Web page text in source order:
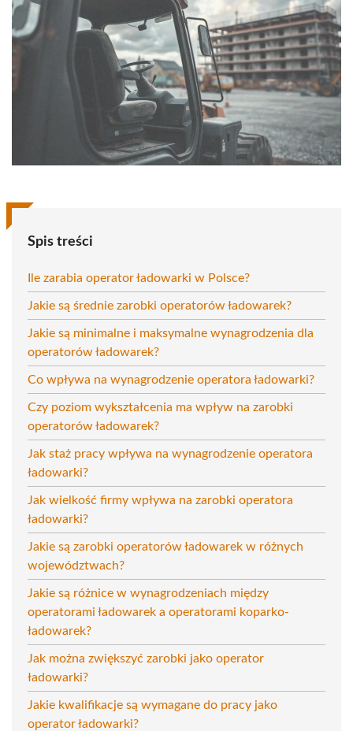
Spis treści
Ile zarabia operator ładowarki w Polsce?
Jakie są średnie zarobki operatorów ładowarek?
Jakie są minimalne i maksymalne wynagrodzenia dla
operatorów ładowarek?
Co wpływa na wynagrodzenie operatora ładowarki?
Czy poziom wykształcenia ma wpływ na zarobki
operatorów ładowarek?
Jak staż pracy wpływa na wynagrodzenie operatora
ładowarki?
Jak wielkość firmy wpływa na zarobki operatora
ładowarki?
Jakie są zarobki operatorów ładowarek w różnych
województwach?
Jakie są różnice w wynagrodzeniach między
operatorami ładowarek a operatorami koparko-
ładowarek?
Jak można zwiększyć zarobki jako operator
ładowarki?
Jakie kwalifikacje są wymagane do pracy jako
operator ładowarki?